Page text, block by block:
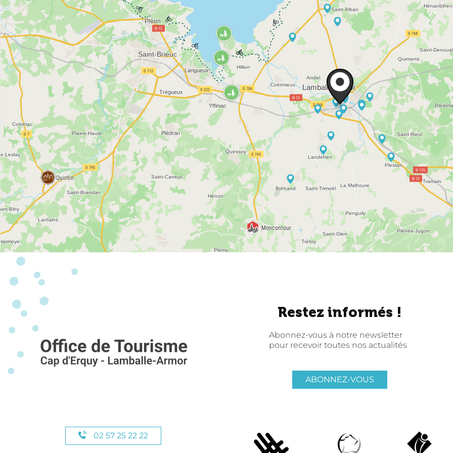
02 57 25 22 22
Restez informés !
Abonnez-vous à notre newsletter
pour recevoir toutes nos actualités
ABONNEZ-VOUS